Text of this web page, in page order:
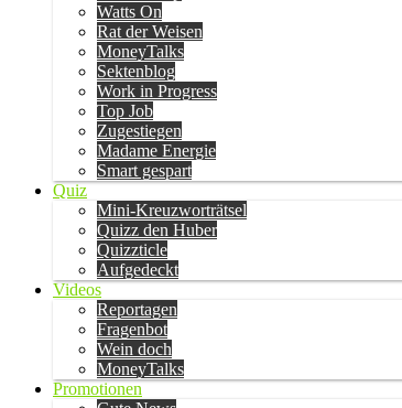
Watts On
Rat der Weisen
MoneyTalks
Sektenblog
Work in Progress
Top Job
Zugestiegen
Madame Energie
Smart gespart
Quiz
Mini-Kreuzworträtsel
Quizz den Huber
Quizzticle
Aufgedeckt
Videos
Reportagen
Fragenbot
Wein doch
MoneyTalks
Promotionen